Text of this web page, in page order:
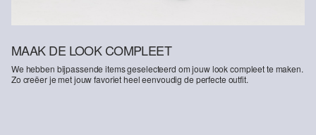
MAAK DE LOOK COMPLEET
We hebben bijpassende items geselecteerd om jouw look compleet te maken.
Zo creëer je met jouw favoriet heel eenvoudig de perfecte outfit.